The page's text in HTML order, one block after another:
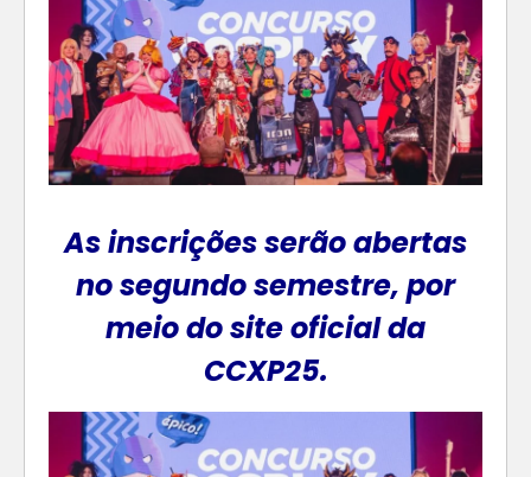
As inscrições serão abertas
no segundo semestre, por
meio do site oficial da
CCXP25.